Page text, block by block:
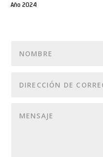
Año 2024